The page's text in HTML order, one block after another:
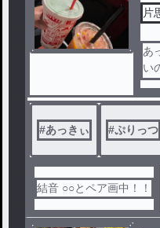
片
あ
いの話
い
曲
な
#あっきぃ #ぷりっつ
結音 ○○とペア画中！！